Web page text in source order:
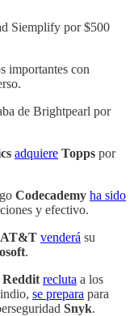
Siemplify por $500
importantes con
de Brightpearl por
adquiere Topps por
Codecademy ha sido
y efectivo.
AT&T venderá su
.
Reddit recluta a los
se prepara para
Snyk.